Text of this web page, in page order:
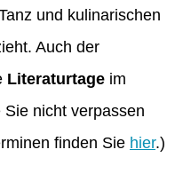
und kulinarischen
Auch der
Literaturtage im
nicht verpassen
finden Sie hier.)